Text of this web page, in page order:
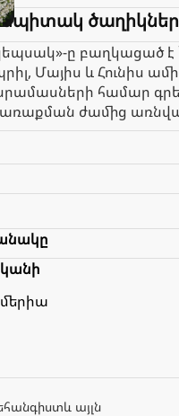
ը բաղկացած
Մայիս և Հունիս
համար
ժամից
և այլն